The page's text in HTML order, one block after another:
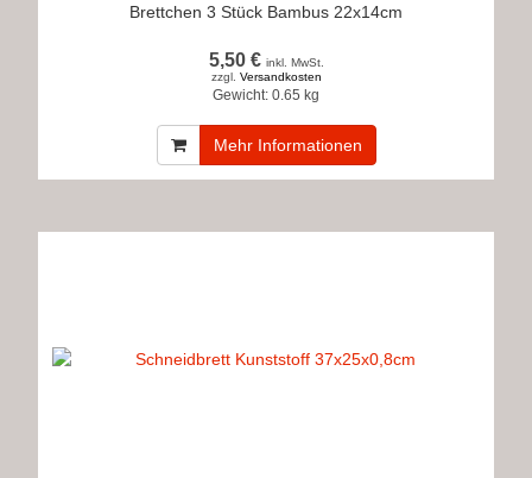
Brettchen 3 Stück Bambus 22x14cm
5,50 € inkl. MwSt.
zzgl. Versandkosten
Gewicht: 0.65 kg
Mehr Informationen